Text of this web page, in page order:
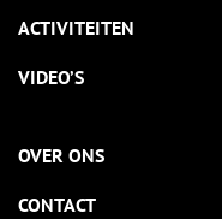
ACTIVITEITEN
VIDEO’S
OVER ONS
CONTACT